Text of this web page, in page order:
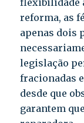
reforma, as
apenas dois
legislação
fracionadas
desde que
garantem